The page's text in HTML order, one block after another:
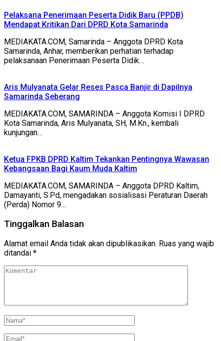
Pelaksana Penerimaan Peserta Didik Baru (PPDB)
Mendapat Kritikan Dari DPRD Kota Samarinda
MEDIAKATA.COM, Samarinda – Anggota DPRD Kota
Samarinda, Anhar, memberikan perhatian terhadap
pelaksanaan Penerimaan Peserta Didik…
Aris Mulyanata Gelar Reses Pasca Banjir di Dapilnya
Samarinda Seberang
MEDIAKATA.COM, SAMARINDA – Anggota Komisi I DPRD
Kota Samarinda, Aris Mulyanata, SH, M.Kn., kembali
kunjungan…
Ketua FPKB DPRD Kaltim Tekankan Pentingnya Wawasan
Kebangsaan Bagi Kaum Muda Kaltim
MEDIAKATA.COM, SAMARINDA – Anggota DPRD Kaltim,
Damayanti, S.Pd, mengadakan sosialisasi Peraturan Daerah
(Perda) Nomor 9…
Tinggalkan Balasan
Alamat email Anda tidak akan dipublikasikan. Ruas yang wajib
ditandai *